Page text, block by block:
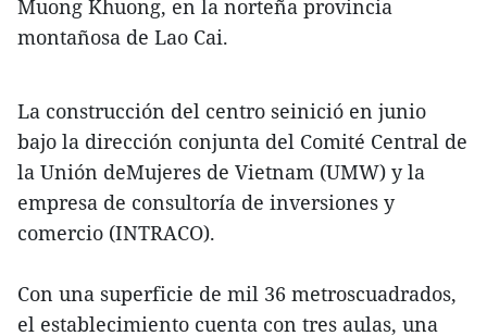
Muong Khuong, en la norteña provincia
montañosa de Lao Cai.
La construcción del centro seinició en junio
bajo la dirección conjunta del Comité Central de
la Unión deMujeres de Vietnam (UMW) y la
empresa de consultoría de inversiones y
comercio (INTRACO).
Con una superficie de mil 36 metroscuadrados,
el establecimiento cuenta con tres aulas, una